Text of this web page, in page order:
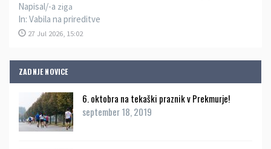
Napisal/-a ziga
In: Vabila na prireditve
27 Jul 2026, 15:02
ZADNJE NOVICE
6. oktobra na tekaški praznik v Prekmurje!
september 18, 2019